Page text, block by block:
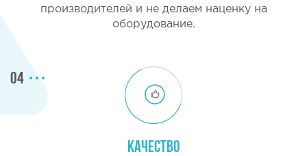
производителей и не делаем наценку на
оборудование.
04
Качество